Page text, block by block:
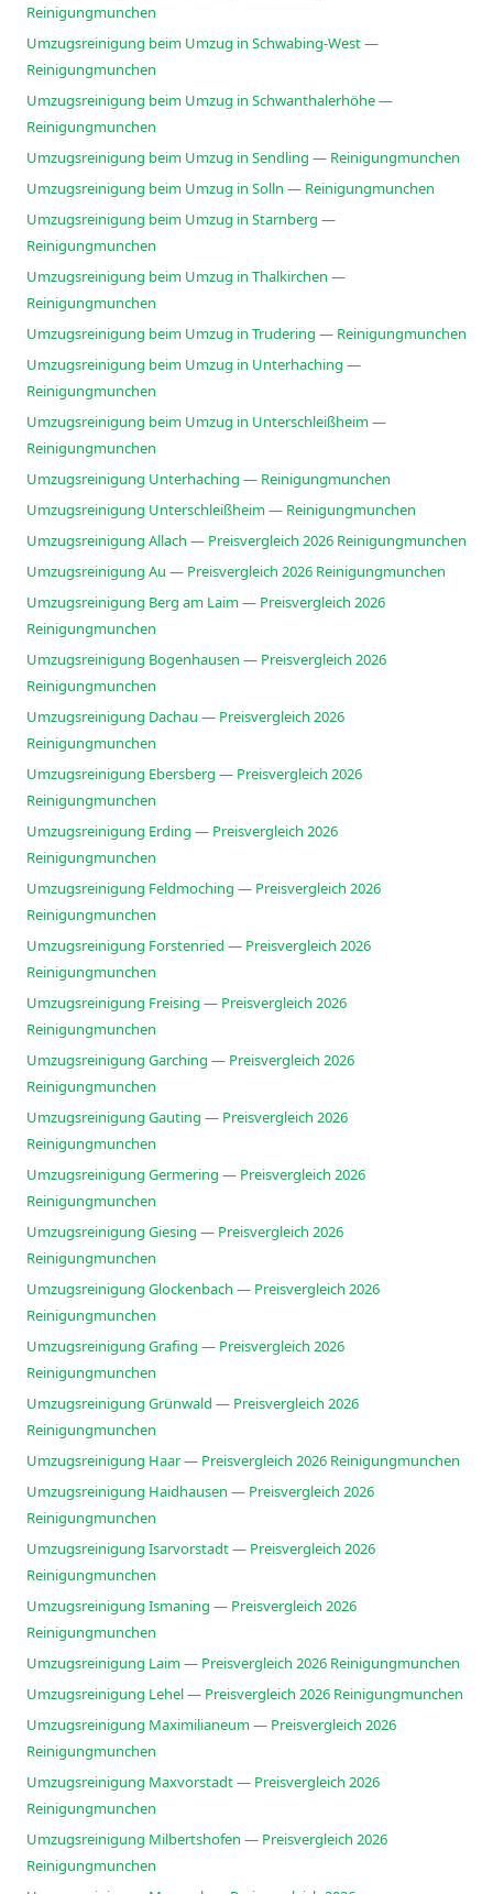
Reinigungmunchen
Umzugsreinigung beim Umzug in Schwabing-West —
Reinigungmunchen
Umzugsreinigung beim Umzug in Schwanthalerhöhe —
Reinigungmunchen
Umzugsreinigung beim Umzug in Sendling — Reinigungmunchen
Umzugsreinigung beim Umzug in Solln — Reinigungmunchen
Umzugsreinigung beim Umzug in Starnberg —
Reinigungmunchen
Umzugsreinigung beim Umzug in Thalkirchen —
Reinigungmunchen
Umzugsreinigung beim Umzug in Trudering — Reinigungmunchen
Umzugsreinigung beim Umzug in Unterhaching —
Reinigungmunchen
Umzugsreinigung beim Umzug in Unterschleißheim —
Reinigungmunchen
Umzugsreinigung Unterhaching — Reinigungmunchen
Umzugsreinigung Unterschleißheim — Reinigungmunchen
Umzugsreinigung Allach — Preisvergleich 2026 Reinigungmunchen
Umzugsreinigung Au — Preisvergleich 2026 Reinigungmunchen
Umzugsreinigung Berg am Laim — Preisvergleich 2026
Reinigungmunchen
Umzugsreinigung Bogenhausen — Preisvergleich 2026
Reinigungmunchen
Umzugsreinigung Dachau — Preisvergleich 2026
Reinigungmunchen
Umzugsreinigung Ebersberg — Preisvergleich 2026
Reinigungmunchen
Umzugsreinigung Erding — Preisvergleich 2026
Reinigungmunchen
Umzugsreinigung Feldmoching — Preisvergleich 2026
Reinigungmunchen
Umzugsreinigung Forstenried — Preisvergleich 2026
Reinigungmunchen
Umzugsreinigung Freising — Preisvergleich 2026
Reinigungmunchen
Umzugsreinigung Garching — Preisvergleich 2026
Reinigungmunchen
Umzugsreinigung Gauting — Preisvergleich 2026
Reinigungmunchen
Umzugsreinigung Germering — Preisvergleich 2026
Reinigungmunchen
Umzugsreinigung Giesing — Preisvergleich 2026
Reinigungmunchen
Umzugsreinigung Glockenbach — Preisvergleich 2026
Reinigungmunchen
Umzugsreinigung Grafing — Preisvergleich 2026
Reinigungmunchen
Umzugsreinigung Grünwald — Preisvergleich 2026
Reinigungmunchen
Umzugsreinigung Haar — Preisvergleich 2026 Reinigungmunchen
Umzugsreinigung Haidhausen — Preisvergleich 2026
Reinigungmunchen
Umzugsreinigung Isarvorstadt — Preisvergleich 2026
Reinigungmunchen
Umzugsreinigung Ismaning — Preisvergleich 2026
Reinigungmunchen
Umzugsreinigung Laim — Preisvergleich 2026 Reinigungmunchen
Umzugsreinigung Lehel — Preisvergleich 2026 Reinigungmunchen
Umzugsreinigung Maximilianeum — Preisvergleich 2026
Reinigungmunchen
Umzugsreinigung Maxvorstadt — Preisvergleich 2026
Reinigungmunchen
Umzugsreinigung Milbertshofen — Preisvergleich 2026
Reinigungmunchen